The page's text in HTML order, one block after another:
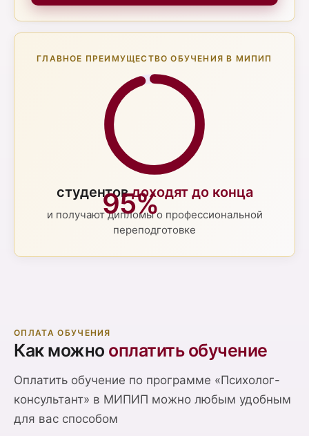
ГЛАВНОЕ ПРЕИМУЩЕСТВО ОБУЧЕНИЯ В МИПИП
95%
студентовдоходят до конца
и получают дипломы о профессиональной
переподготовке
ОПЛАТА ОБУЧЕНИЯ
Как можно оплатить обучение
Оплатить обучение по программе «Психолог-
консультант» в МИПИП можно любым удобным
для вас способом